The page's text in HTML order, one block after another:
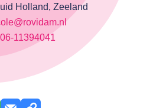
Holland, Zeeland
06-11394041